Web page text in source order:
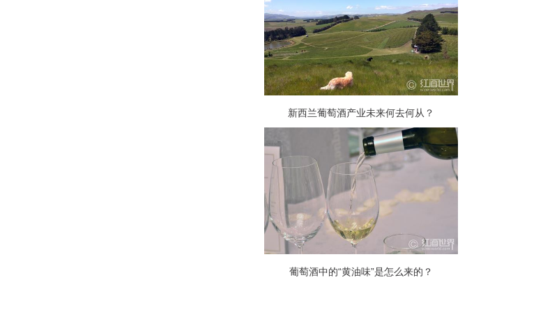
新西兰葡萄酒产业未来何去何从？
葡萄酒中的“黄油味”是怎么来的？